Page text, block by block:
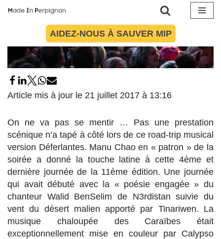
contenu
AIDEZ-NOUS À SAUVER MIP
Article mis à jour le 21 juillet 2017 à 13:16
On ne va pas se mentir … Pas une prestation
scénique n’a tapé à côté lors de ce road-trip musical
version Déferlantes. Manu Chao en « patron » de la
soirée a donné la touche latine à cette 4ème et
dernière journée de la 11ème édition. Une journée
qui avait débuté avec la « poésie engagée » du
chanteur Walid BenSelim de N3rdistan suivie du
vent du désert malien apporté par Tinariwen. La
musique chaloupée des Caraïbes était
exceptionnellement mise en couleur par Calypso